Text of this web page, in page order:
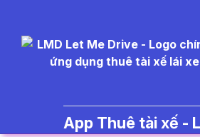
App Thuê tài xế -